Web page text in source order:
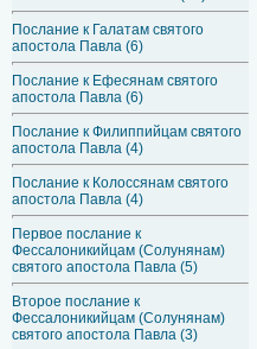
Послание к Галатам святого
апостола Павла (6)
Послание к Ефесянам святого
апостола Павла (6)
Послание к Филиппийцам святого
апостола Павла (4)
Послание к Колоссянам святого
апостола Павла (4)
Первое послание к
Фессалоникийцам (Солунянам)
святого апостола Павла (5)
Второе послание к
Фессалоникийцам (Солунянам)
святого апостола Павла (3)